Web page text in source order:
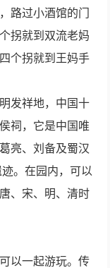
路过小酒馆的门
拐就到双流老妈
个拐就到王妈手
发祥地，中国十
祠，它是中国唯
亮、刘备及蜀汉
。在园内，可以
、宋、明、清时
以一起游玩。传